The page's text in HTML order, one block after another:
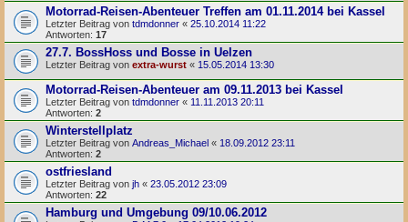
Motorrad-Reisen-Abenteuer Treffen am 01.11.2014 bei Kassel
Letzter Beitrag von tdmdonner « 25.10.2014 11:22
Antworten: 17
27.7. BossHoss und Bosse in Uelzen
Letzter Beitrag von extra-wurst « 15.05.2014 13:30
Motorrad-Reisen-Abenteuer am 09.11.2013 bei Kassel
Letzter Beitrag von tdmdonner « 11.11.2013 20:11
Antworten: 2
Winterstellplatz
Letzter Beitrag von Andreas_Michael « 18.09.2012 23:11
Antworten: 2
ostfriesland
Letzter Beitrag von jh « 23.05.2012 23:09
Antworten: 22
Hamburg und Umgebung 09/10.06.2012